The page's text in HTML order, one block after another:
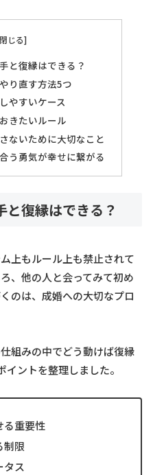
と復縁はできる？
り直す方法5つ
やすいケース
きたいルール
ないために大切なこと
う勇気が幸せに繋がる
復縁はできる？
上もルール上も禁止されて
、他の人と会ってみて初め
のは、成婚への大切なプロ
組みの中でどう動けば復縁
ントを整理しました。
る重要性
制限
タス